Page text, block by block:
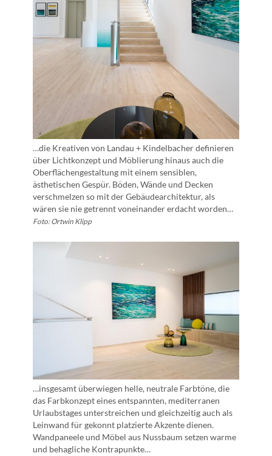
…die Kreativen von Landau + Kindelbacher definieren
über Lichtkonzept und Möblierung hinaus auch die
Oberflächengestaltung mit einem sensiblen,
ästhetischen Gespür. Böden, Wände und Decken
verschmelzen so mit der Gebäudearchitektur, als
wären sie nie getrennt voneinander erdacht worden…
Foto: Ortwin Klipp
…insgesamt überwiegen helle, neutrale Farbtöne, die
das Farbkonzept eines entspannten, mediterranen
Urlaubstages unterstreichen und gleichzeitig auch als
Leinwand für gekonnt platzierte Akzente dienen.
Wandpaneele und Möbel aus Nussbaum setzen warme
und behagliche Kontrapunkte…